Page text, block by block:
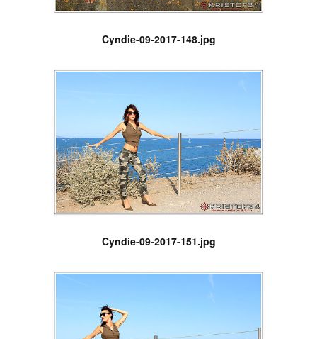
Cyndie-09-2017-148.jpg
Cyndie-09-2017-151.jpg